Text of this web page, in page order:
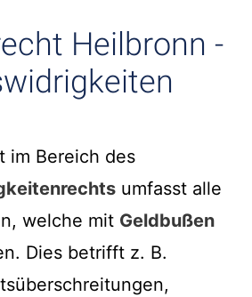
Heilbronn -
im Bereich des
umfasst alle
welche mit Geldbußen
Dies betrifft z. B.